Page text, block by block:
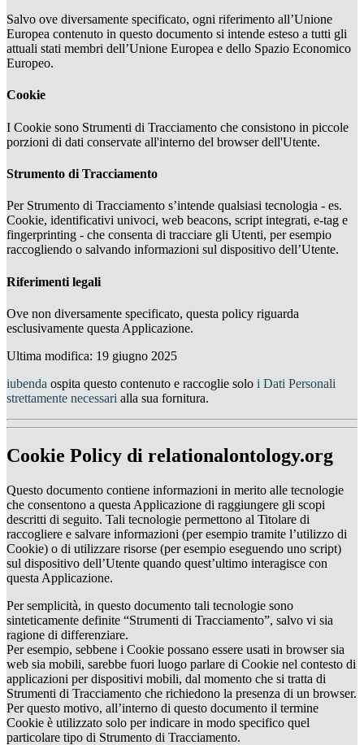
Salvo ove diversamente specificato, ogni riferimento all’Unione
Europea contenuto in questo documento si intende esteso a tutti gli
attuali stati membri dell’Unione Europea e dello Spazio Economico
Europeo.
Cookie
I Cookie sono Strumenti di Tracciamento che consistono in piccole
porzioni di dati conservate all'interno del browser dell'Utente.
Strumento di Tracciamento
Per Strumento di Tracciamento s’intende qualsiasi tecnologia - es.
Cookie, identificativi univoci, web beacons, script integrati, e-tag e
fingerprinting - che consenta di tracciare gli Utenti, per esempio
raccogliendo o salvando informazioni sul dispositivo dell’Utente.
Riferimenti legali
Ove non diversamente specificato, questa policy riguarda
esclusivamente questa Applicazione.
Ultima modifica: 19 giugno 2025
iubenda ospita questo contenuto e raccoglie solo i Dati Personali
strettamente necessari alla sua fornitura.
Cookie Policy di relationalontology.org
Questo documento contiene informazioni in merito alle tecnologie
che consentono a questa Applicazione di raggiungere gli scopi
descritti di seguito. Tali tecnologie permettono al Titolare di
raccogliere e salvare informazioni (per esempio tramite l’utilizzo di
Cookie) o di utilizzare risorse (per esempio eseguendo uno script)
sul dispositivo dell’Utente quando quest’ultimo interagisce con
questa Applicazione.
Per semplicità, in questo documento tali tecnologie sono
sinteticamente definite “Strumenti di Tracciamento”, salvo vi sia
ragione di differenziare.
Per esempio, sebbene i Cookie possano essere usati in browser sia
web sia mobili, sarebbe fuori luogo parlare di Cookie nel contesto di
applicazioni per dispositivi mobili, dal momento che si tratta di
Strumenti di Tracciamento che richiedono la presenza di un browser.
Per questo motivo, all’interno di questo documento il termine
Cookie è utilizzato solo per indicare in modo specifico quel
particolare tipo di Strumento di Tracciamento.